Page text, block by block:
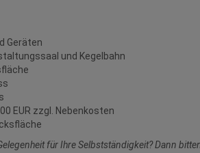
Geräten
und Kegelbahn
EUR zzgl. Nebenkosten
für Ihre Selbstständigkeit? Dann